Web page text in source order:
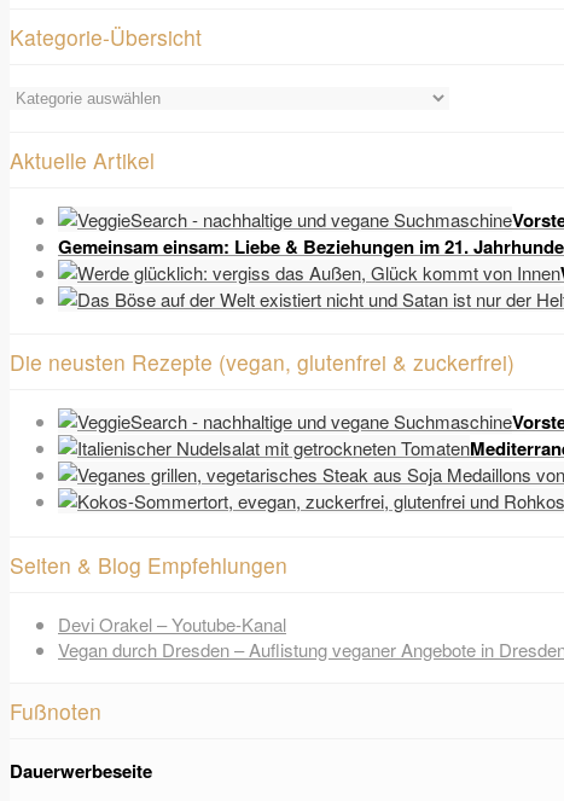
Kategorie-Übersicht
Kategorie-
Aktuelle Artikel
Gemeinsam einsam: Liebe & Beziehungen im 21.
Die neusten Rezepte (vegan, glutenfrei & zuckerfrei)
Seiten & Blog Empfehlungen
Devi Orakel – Youtube-Kanal
Vegan durch Dresden – Auflistung veganer Angebote in
Fußnoten
Dauerwerbeseite